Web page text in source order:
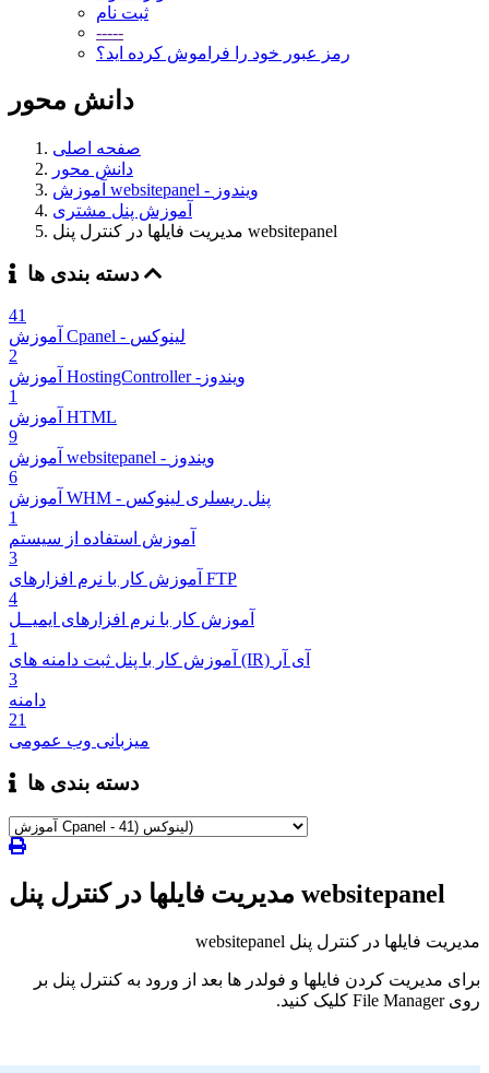
ثبت نام
-----
رمز عبور خود را فراموش کرده اید؟
دانش محور
صفحه اصلی
دانش محور
آموزش websitepanel - ویندوز
آموزش پنل مشتری
مدیریت فایلها در کنترل پنل websitepanel
41
آموزش Cpanel - لینوکس
2
آموزش HostingController -ویندوز
1
آموزش HTML
9
آموزش websitepanel - ویندوز
6
آموزش WHM - پنل ریسلری لینوکس
1
آموزش استفاده از سیستم
3
آموزش کار با نرم افزارهای FTP
4
آموزش کار با نرم افزارهای ایمیــل
1
آموزش کار با پنل ثبت دامنه های (IR) آی آر
3
دامنه
21
میزبانی وب عمومی
دسته بندی ها
مدیریت فایلها در کنترل پنل websitepanel
مدیریت فایلها در کنترل پنل websitepanel
برای مدیریت کردن فایلها و فولدر ها بعد از ورود به کنترل پنل بر
روی File Manager کلیک کنید.